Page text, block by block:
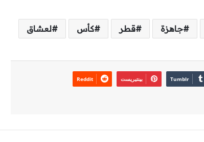
جاهزة قطر كأس لعشاق
بينتيريست